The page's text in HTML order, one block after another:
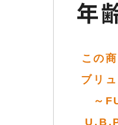
この
ブリ
～